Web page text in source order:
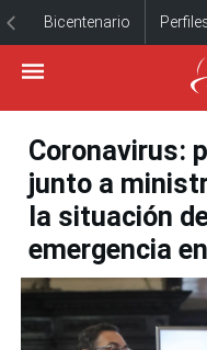
Bicentenario
Coronavirus:
junto a
la situación
emergencia